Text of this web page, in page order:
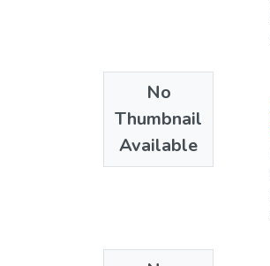
No
Thumbnail
Available